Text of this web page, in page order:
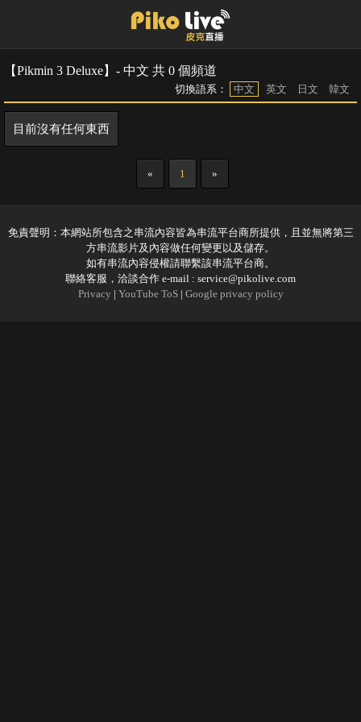
【Pikmin 3 Deluxe】- 中文 共 0 個頻道
切換語系： 中文 英文 日文 韓文
目前沒有任何東西
« 1 »
免責聲明：本網站所包含之串流內容皆為串流平台商所提供，且並無將第三
方串流影片及內容做任何變更以及儲存。
如有串流內容侵權請聯繫該串流平台商。
聯絡客服，洽談合作 e-mail : service@pikolive.com
Privacy | YouTube ToS| Google privacy policy